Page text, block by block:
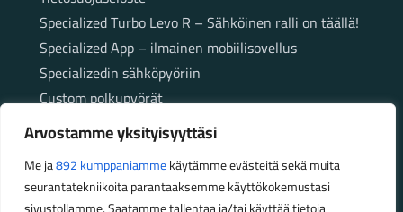
Arvostamme yksityisyyttäsi
Me ja892 kumppaniammekäytämme evästeitä sekä muita
seurantatekniikoita parantaaksemme käyttökokemustasi
Specialized Turbo Levo R – Sähköinen ralli on täällä!
Specialized App – ilmainen mobiilisovellus
Specializedin sähköpyöriin
Custom polkupyörät
Fatbikellä helppoa ja huoletonta etenemistä
maastossa
Aukioloajat